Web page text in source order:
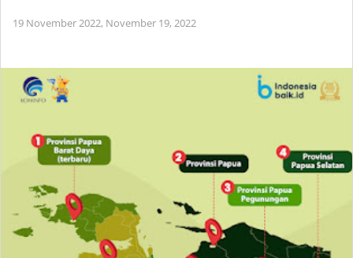
19 November 2022, November 19, 2022